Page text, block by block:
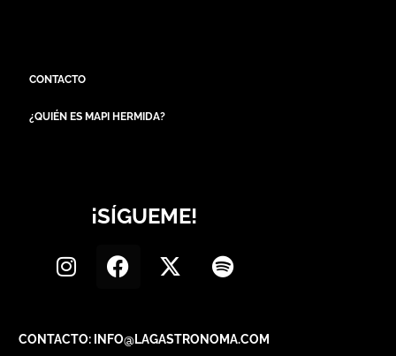
CONTACTO
¿QUIÉN ES MAPI HERMIDA?
¡SÍGUEME!
CONTACTO: INFO@LAGASTRONOMA.COM